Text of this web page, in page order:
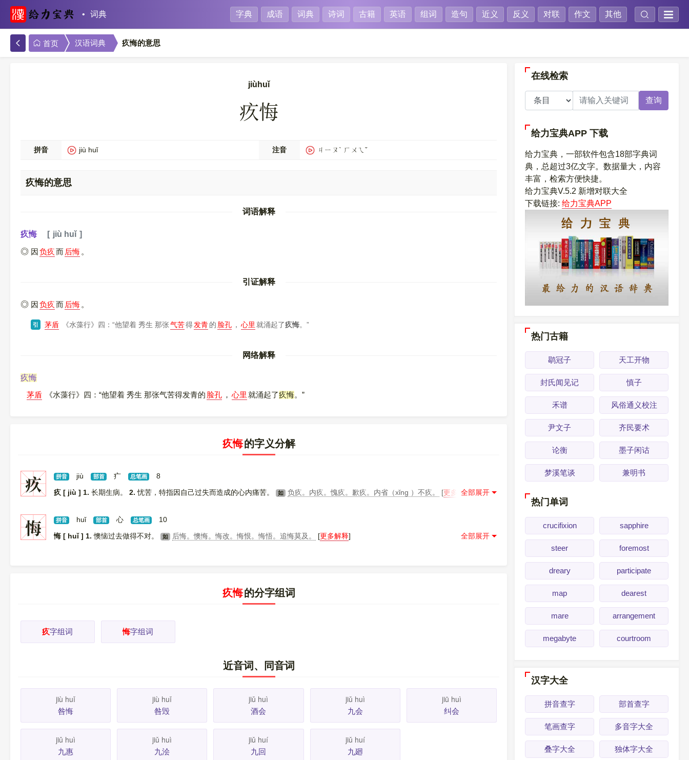
词典 字典 成语 词典 诗词 古籍 英语 组词 造句 近义 反义 对联 作文 其他
首页 汉语词典 疚悔的意思
jiùhuǐ
疚悔
拼音 jiù huǐ 注音 ㄐㄧㄡˋ ㄏㄨㄟˇ
疚悔的意思
词语解释
疚悔
jiù huǐ
因负疚而 后悔 。
引证解释
因负疚而 后悔 。
引 茅盾 《水藻行》 四：“他望着 秀生 那张气苦得发青的 脸孔 ， 心里 就涌起了疚悔。”
网络解释
疚悔
茅盾 《水藻行》四：“他望着 秀生 那张气苦得发青的 脸孔 ， 心里 就涌起了疚悔。”
疚悔的字义分解
疚 拼音 jiù 部首 疒 总笔画
8
疚 [ jiù ] 1. 长期生病。 2. 忧苦，特指因自己过失而造成的心内痛苦。 如 负疚。内疚。愧疚。歉疚。内省（xǐng ）不疚。 [更多解释]
悔 拼音 huǐ 部首 心 总笔画
10
悔 [ huǐ ] 1. 懊恼过去做得不对。 如 后悔。懊悔。悔改。悔恨。悔悟。追悔莫及。 [更多解释]
疚悔的分字组词
疚字组词 悔字组词
近音词、同音词
jiù huǐ
咎悔
jiù huǐ
咎毁
jiǔ huì
酒会
jiǔ huì
九会
jiū huì
纠会
jiǔ huì
九惠
jiǔ huì
九浍
jiǔ huí
九回
jiǔ huí
九廻
在线检索
查询
给力宝典APP 下载
给力宝典，一部软件包含18部字典词
典，总超过3亿文字。数据量大，内容
丰富，检索方便快捷。
给力宝典V.5.2 新增对联大全
下载链接: 给力宝典APP
热门古籍
鹖冠子 天工开物
封氏闻见记 慎子
禾谱 风俗通义校注
尹文子 齐民要术
论衡 墨子闲诂
梦溪笔谈 兼明书
热门单词
crucifixion sapphire
steer foremost
dreary participate
map dearest
mare arrangement
megabyte courtroom
汉字大全
拼音查字 部首查字
笔画查字 多音字大全
叠字大全 独体字大全